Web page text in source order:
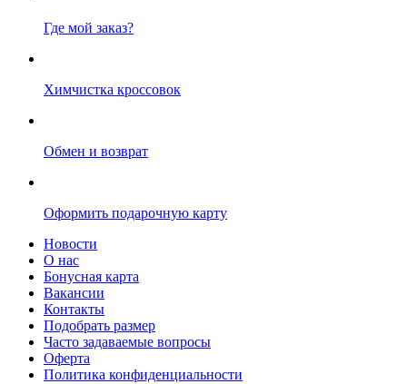
Где мой заказ?
Химчистка кроссовок
Обмен и возврат
Оформить подарочную карту
Новости
О нас
Бонусная карта
Вакансии
Контакты
Подобрать размер
Часто задаваемые вопросы
Оферта
Политика конфиденциальности